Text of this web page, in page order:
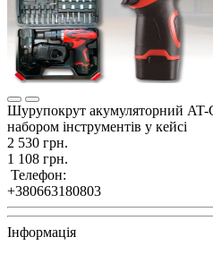
Шурупокрут акумуляторний
набором інструментів у кейсі
2 530 грн.
1 108 грн.
Телефон:
+380663180803
Інформація